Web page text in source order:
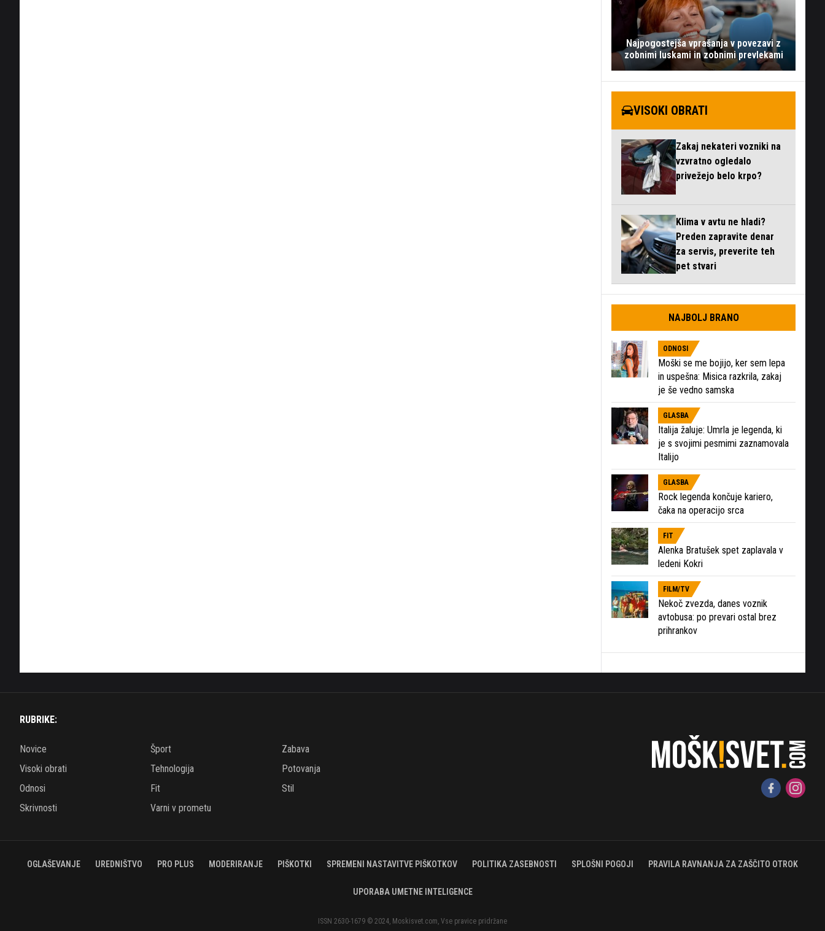
Najpogostejša vprašanja v povezavi z
zobnimi luskami in zobnimi prevlekami
VISOKI OBRATI
Zakaj nekateri vozniki na
vzvratno ogledalo
privežejo belo krpo?
Klima v avtu ne hladi?
Preden zapravite denar
za servis, preverite teh
pet stvari
NAJBOLJ BRANO
ODNOSI
Moški se me bojijo, ker sem lepa
in uspešna: Misica razkrila, zakaj
je še vedno samska
GLASBA
Italija žaluje: Umrla je legenda, ki
je s svojimi pesmimi zaznamovala
Italijo
GLASBA
Rock legenda končuje kariero,
čaka na operacijo srca
FIT
Alenka Bratušek spet zaplavala v
ledeni Kokri
FILM/TV
Nekoč zvezda, danes voznik
avtobusa: po prevari ostal brez
prihrankov
RUBRIKE:
Novice Šport
Zabava
Visoki obrati
Tehnologija
Potovanja
Odnosi
Fit
Stil
Skrivnosti
Varni v prometu
OGLAŠEVANJE UREDNIŠTVO PRO PLUS MODERIRANJE PIŠKOTKI SPREMENI NASTAVITVE PIŠKOTKOV POLITIKA ZASEBNOSTI SPLOŠNI POGOJI PRAVILA RAVNANJA ZA ZAŠČITO OTROK
UPORABA UMETNE INTELIGENCE
ISSN 2630-1679 © 2024, Moskisvet.com, Vse pravice pridržane